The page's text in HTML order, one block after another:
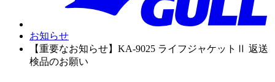
お知らせ
【重要なお知らせ】KA-9025 ライフジャケットⅡ 返送
検品のお願い